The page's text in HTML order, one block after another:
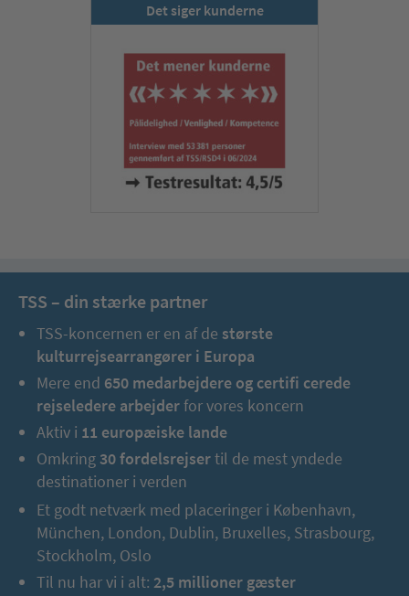
Det siger kunderne
TSS – din stærke partner
TSS-koncernen er en af de største
kulturrejsearrangører i Europa
Mere end 650 medarbejdere og certifi cerede
rejseledere arbejderfor vores koncern
Aktiv i 11 europæiske lande
Omkring 30 fordelsrejsertil de mest yndede
destinationer i verden
Et godt netværk med placeringer i København,
München, London, Dublin, Bruxelles, Strasbourg,
Stockholm, Oslo
Til nu har vi i alt: 2,5 millioner gæster